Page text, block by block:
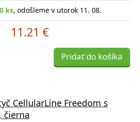
ks, odošleme v utorok 11. 08.
11.21 €
Pridať do košíka
CellularLine Freedom s
čierna